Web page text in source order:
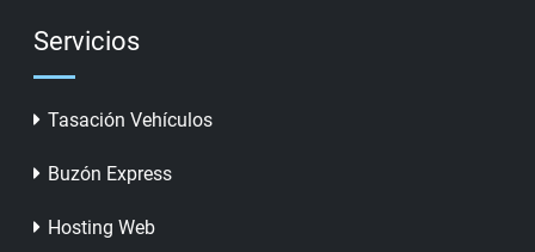
Servicios
Tasación Vehículos
Buzón Express
Hosting Web